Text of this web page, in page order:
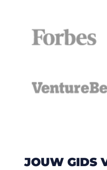
JOUW GIDS